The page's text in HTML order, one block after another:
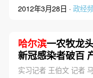
2012年3月28日 · 政经
哈尔滨一农牧龙
新冠感染者破百
实习记者 王伯文 记者